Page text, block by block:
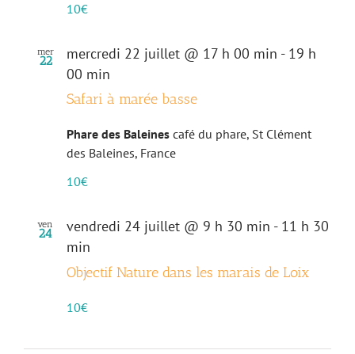
10€
mer
22 mercredi 22 juillet @ 17 h 00 min - 19 h
00 min
Safari à marée basse
Phare des Baleines café du phare, St Clément
des Baleines, France
10€
ven
24 vendredi 24 juillet @ 9 h 30 min - 11 h 30
min
Objectif Nature dans les marais de Loix
10€